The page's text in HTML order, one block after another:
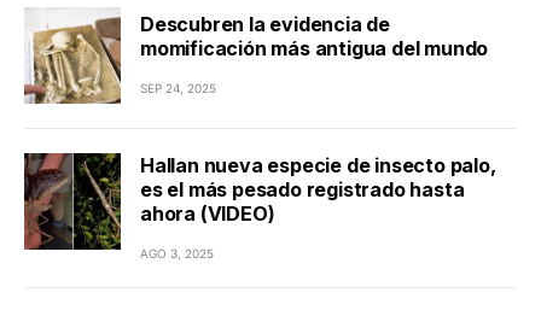
Descubren la evidencia de
momificación más antigua del mundo
SEP 24, 2025
Hallan nueva especie de insecto palo,
es el más pesado registrado hasta
ahora (VIDEO)
AGO 3, 2025